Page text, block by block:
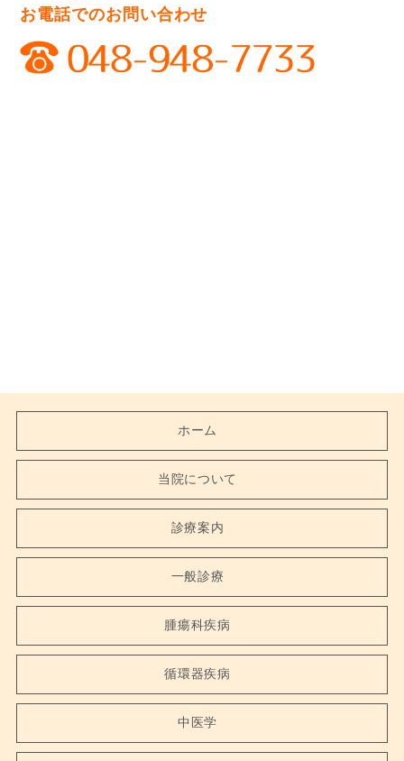
お電話でのお問い合わせ
ホーム
当院について
診療案内
一般診療
腫瘍科疾病
循環器疾病
中医学